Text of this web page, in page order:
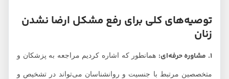
توصیه‌های کلی برای رفع مشکل ارضا نشدن
زنان
همانطور که اشاره کردیم مراجعه به پزشکان و
متخصصین مرتبط با جنسیت و روانشناسان می‌تواند در تشخیص و